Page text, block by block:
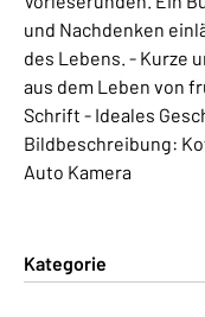
und Nachdenken
des Lebens. - Kurze
aus dem Leben von
Schrift - Ideales
Bildbeschreibung:
Auto Kamera
Kategorie